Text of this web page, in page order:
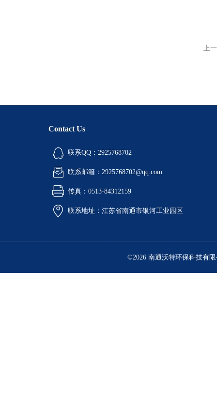
上
Contact Us
联系QQ：2925768702
联系邮箱：2925768702@qq.com
传真：0513-84312159
联系地址：江苏省南通市银河工业园区
©2026 南通沃特环保科技有